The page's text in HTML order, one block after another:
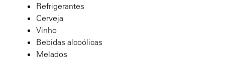
Refrigerantes
Cerveja
Vinho
Bebidas alcoólicas
Melados